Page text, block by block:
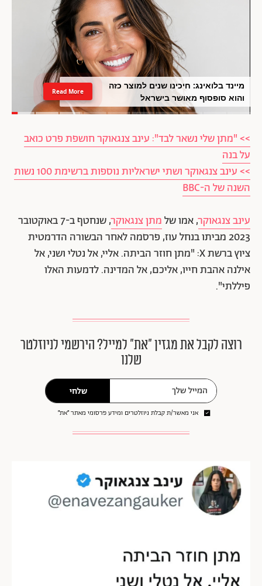
מיינד בלואינג: חיכינו שנים למוצר כזה
והוא סופסוף מאושר בישראל
Read More
>> "מתן שלי נשאר לבד": עינב צנגאוקר חושפת פרט כואב
על בנה
>> עינב צנגאוקר ושתי ישראליות נוספות ברשימת 100 נשות
השנה של ה-BBC
עינב צנגאוקר, אמו שלמתן צנגאוקר
, שנחטף ב-7 באוקטובר
2023 מביתו בנחל עוז, פרסמה לאחר הבשורה הדרמטית
ציוץ ברשת X: "מתן חוזר הביתה. אליי, אל נטלי ושני, אל
אילנה אהבת חייו, אליכם, אל המדינה. לדמעות האלו
פיללתי".
רוצה לקבל את מגזין ״את״ למייל? הירשמי לניוזלטר
שלנו
שלחי
אני מאשר/ת קבלת ניוזלטרים ומידע פרסומי מאתר ״את״